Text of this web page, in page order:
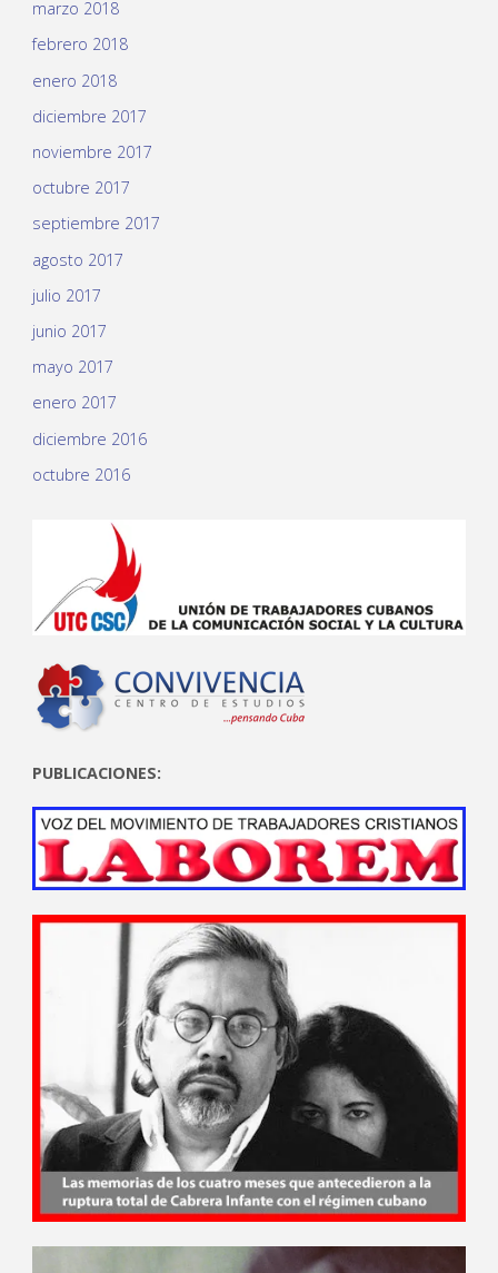
marzo 2018
febrero 2018
enero 2018
diciembre 2017
noviembre 2017
octubre 2017
septiembre 2017
agosto 2017
julio 2017
junio 2017
mayo 2017
enero 2017
diciembre 2016
octubre 2016
PUBLICACIONES: